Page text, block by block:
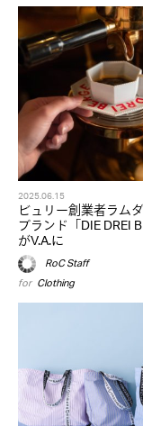
2025.06.15
ビュリー創業者ラム
ブランド「DIE DREI
がV.A.に
RoC Staff
for Clothing